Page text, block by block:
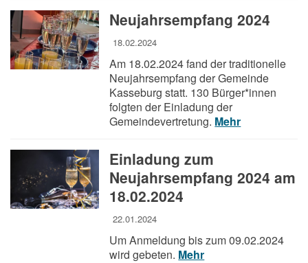
Neujahrsempfang 2024
18.02.2024
Am 18.02.2024 fand der traditionelle
Neujahrsempfang der Gemeinde
Kasseburg statt. 130 Bürger*innen
folgten der Einladung der
Gemeindevertretung. Mehr
Einladung zum
Neujahrsempfang 2024 am
18.02.2024
22.01.2024
Um Anmeldung bis zum 09.02.2024
wird gebeten. Mehr